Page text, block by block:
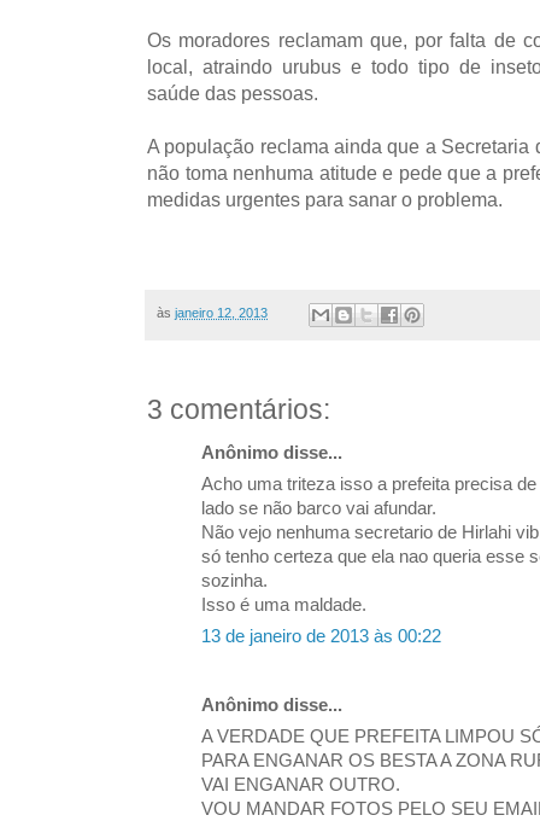
Os moradores reclamam que, por falta de
local, atraindo urubus e todo tipo de
saúde das pessoas.
A população reclama ainda que a
não toma nenhuma atitude e pede que a
medidas urgentes para sanar o problema.
às janeiro 12, 2013
3 comentários:
Anônimo disse...
Acho uma triteza isso a prefeita precisa
lado se não barco vai afundar.
Não vejo nenhuma secretario de Hirlahi
só tenho certeza que ela nao queria esse
sozinha.
Isso é uma maldade.
13 de janeiro de 2013 às 00:22
Anônimo disse...
A VERDADE QUE PREFEITA LIMPOU
PARA ENGANAR OS BESTA A ZONA
VAI ENGANAR OUTRO.
VOU MANDAR FOTOS PELO SEU